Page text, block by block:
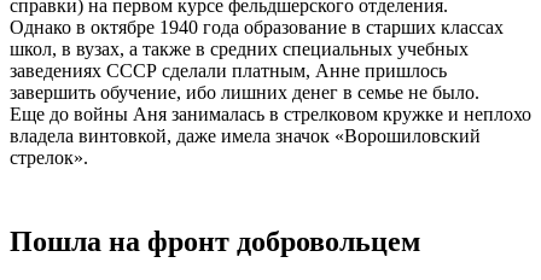
справки) на первом курсе фельдшерского отделения.
Однако в октябре 1940 года образование в старших классах
школ, в вузах, а также в средних специальных учебных
заведениях СССР сделали платным, Анне пришлось
завершить обучение, ибо лишних денег в семье не было.
Еще до войны Аня занималась в стрелковом кружке и неплохо
владела винтовкой, даже имела значок «Ворошиловский
стрелок».
Пошла на фронт добровольцем